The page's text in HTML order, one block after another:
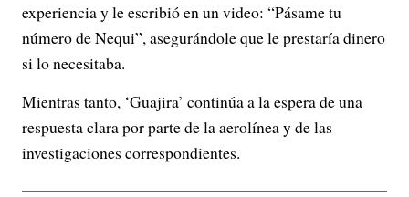
experiencia y le escribió en un video: “Pásame tu
número de Nequi”, asegurándole que le prestaría dinero
si lo necesitaba.
Mientras tanto, ‘Guajira’ continúa a la espera de una
respuesta clara por parte de la aerolínea y de las
investigaciones correspondientes.